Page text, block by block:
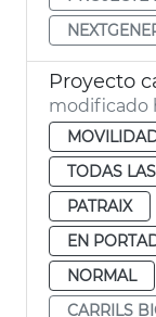
modificado
TODAS
PATRAIX
EN
NORMAL
CARRILS